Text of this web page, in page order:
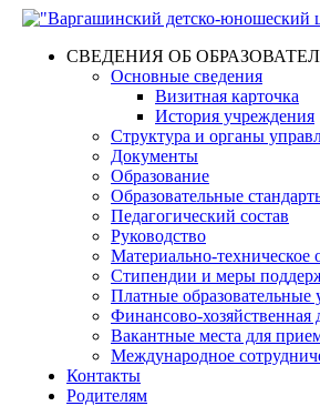
СВЕДЕНИЯ ОБ
Основные сведения
Визитная карточка
История учреждения
Структура и органы
Документы
Образование
Образовательные
Педагогический состав
Руководство
Материально-техническое
Стипендии и меры
Платные образовательные
Финансово-хозяйственная
Вакантные места для
Международное
Контакты
Родителям